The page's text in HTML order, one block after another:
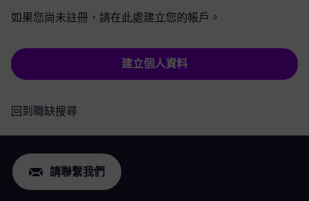
如果您尚未註冊，請在此處建立您的帳戶。
建立個人資料
回到職缺搜尋
請聯繫我們